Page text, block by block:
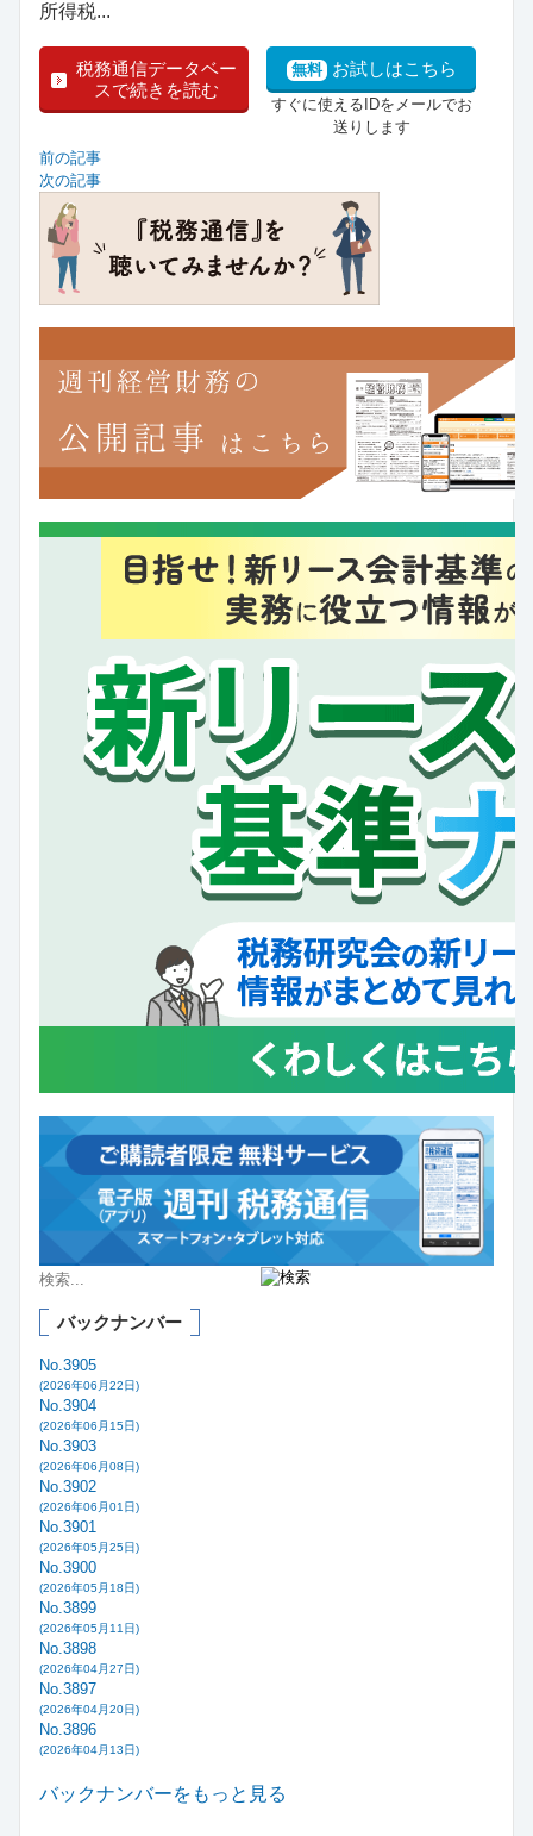
所得税...
税務通信データベー
スで続きを読む
無料 お試しはこちら
すぐに使えるIDをメールでお
送りします
前の記事
次の記事
バックナンバー
No.3905
(2026年06月22日)
No.3904
(2026年06月15日)
No.3903
(2026年06月08日)
No.3902
(2026年06月01日)
No.3901
(2026年05月25日)
No.3900
(2026年05月18日)
No.3899
(2026年05月11日)
No.3898
(2026年04月27日)
No.3897
(2026年04月20日)
No.3896
(2026年04月13日)
バックナンバーをもっと見る